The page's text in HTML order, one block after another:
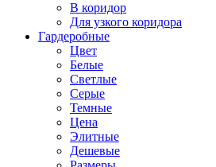
В коридор
Для узкого коридора
Гардеробные
Цвет
Белые
Светлые
Серые
Темные
Цена
Элитные
Дешевые